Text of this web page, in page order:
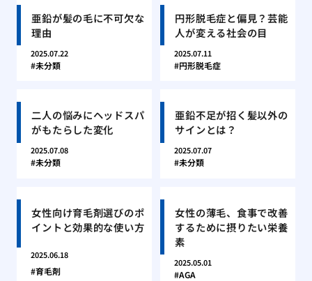
亜鉛が髪の毛に不可欠な
理由
2025.07.22
未分類
円形脱毛症と偏見？芸能
人が変える社会の目
2025.07.11
円形脱毛症
二人の悩みにヘッドスパ
がもたらした変化
2025.07.08
未分類
亜鉛不足が招く髪以外の
サインとは？
2025.07.07
未分類
女性向け育毛剤選びのポ
イントと効果的な使い方
2025.06.18
育毛剤
女性の薄毛、食事で改善
するために摂りたい栄養
素
2025.05.01
AGA